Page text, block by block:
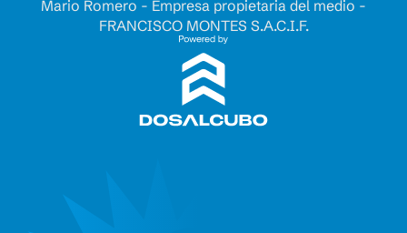
Mario Romero - Empresa propietaria del medio -
FRANCISCO MONTES S.A.C.I.F.